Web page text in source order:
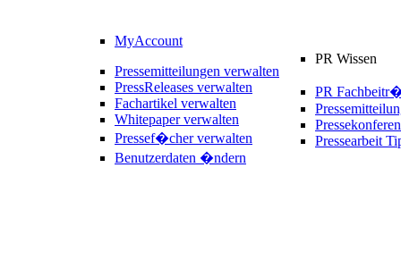
MyAccount
Pressemitteilungen verwalten
PressReleases verwalten
Fachartikel verwalten
Whitepaper verwalten
Pressef�cher verwalten
Benutzerdaten �ndern
PR Wissen
PR
Pressearbeit